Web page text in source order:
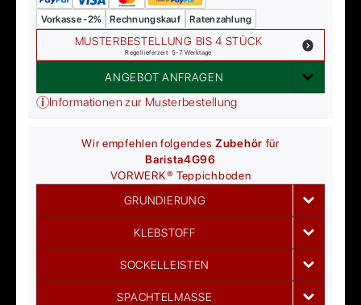
Vorkasse -2% Rechnungskauf Ratenzahlung
MUSTERBESTELLUNG BIS 4 STÜCK
Regellieferzeit: 5-7 Werktage
ANGEBOT ANFRAGEN
Informationen zur Musterbestellung
Wir empfehlen folgendesZubehör für
Barista4G96
VORWERK® Teppichboden
GRUNDIERUNG
KLEBSTOFF
SOCKELLEISTEN
SPACHTELMASSE